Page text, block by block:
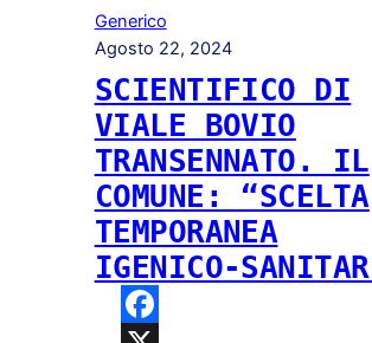
Generico
Agosto 22, 2024
SCIENTIFICO DI
VIALE BOVIO
TRANSENNATO. IL
COMUNE: “SCELTA
TEMPORANEA
IGENICO-